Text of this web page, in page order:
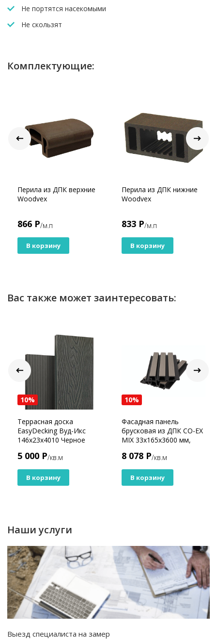
Не портятся насекомыми
Не скользят
Комплектующие:
Перила из ДПК верхние
Woodvex
866 Р/м.п
В корзину
Перила из ДПК нижние
Woodvex
833 Р/м.п
В корзину
Вас также может заинтересовать:
10%
Террасная доска
EasyDecking Вуд-Икс
146х23х4010 Черное
5 000 Р/кв.м
В корзину
10%
Фасадная панель
брусковая из ДПК CO-EX
MIX 33х165х3600 мм,
8 078 Р/кв.м
В корзину
Наши услуги
Выезд специалиста на замер